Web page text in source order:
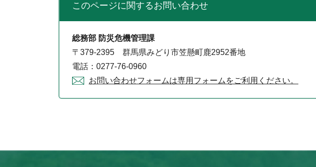
このページに関するお問い合わせ
総務部 防災危機管理課
〒379-2395 群馬県みどり市笠懸町鹿2952番地
電話：0277-76-0960
お問い合わせフォームは専用フォームをご利用ください。